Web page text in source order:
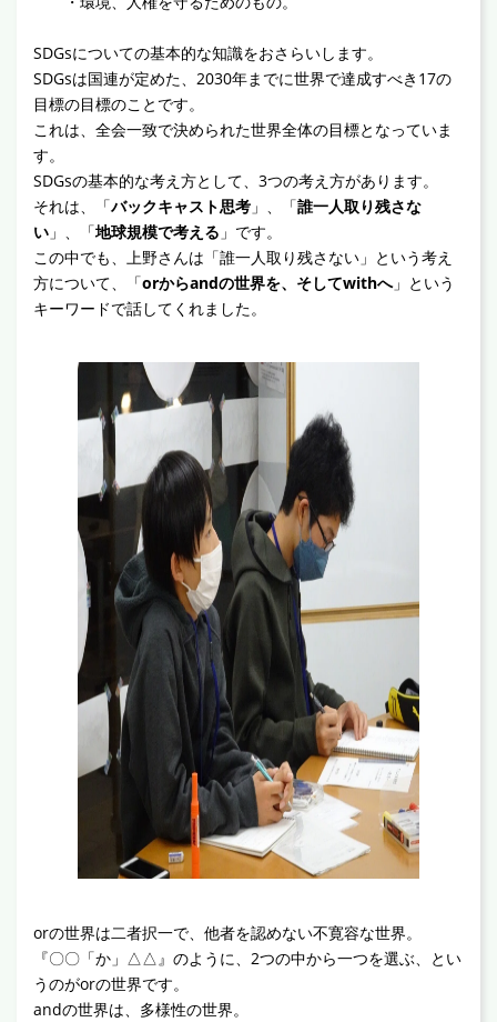
SDGsについての基本的な知識をおさらいします。
SDGsは国連が定めた、2030年までに世界で達成すべき17の
目標の目標のことです。
これは、全会一致で決められた世界全体の目標となっていま
す。
SDGsの基本的な考え方として、3つの考え方があります。
それは、「バックキャスト思考 」、「誰一人取り残さな
い 」、「地球規模で考える 」です。
この中でも、上野さんは「誰一人取り残さない」という考え
方について、「orからandの世界を、そしてwithへ」という
キーワードで話してくれました。
orの世界は二者択一で、他者を認めない不寛容な世界。
『〇〇「か」△△』のように、2つの中から一つを選ぶ、とい
うのがorの世界です。
andの世界は、多様性の世界。